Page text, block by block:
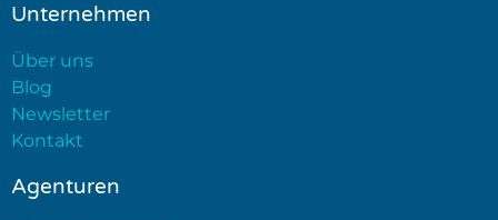
Unternehmen
Über uns
Blog
Newsletter
Kontakt
Agenturen